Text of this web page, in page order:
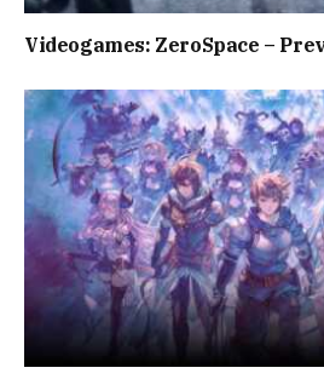
Videogames: ZeroSpace –